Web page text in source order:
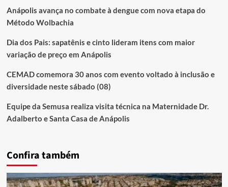
Anápolis avança no combate à dengue com nova etapa do
Método Wolbachia
Dia dos Pais: sapatênis e cinto lideram itens com maior
variação de preço em Anápolis
CEMAD comemora 30 anos com evento voltado à inclusão e
diversidade neste sábado (08)
Equipe da Semusa realiza visita técnica na Maternidade Dr.
Adalberto e Santa Casa de Anápolis
Confira também